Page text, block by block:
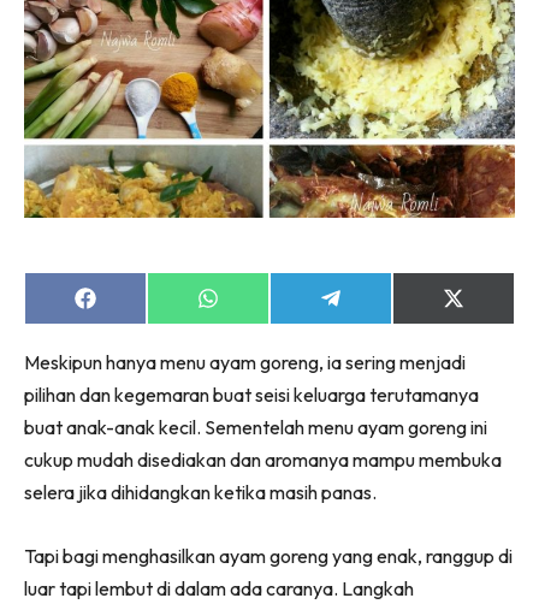
Share
on
Share
on
Share
on
Share
on
(Twitter)
Meskipun hanya menu ayam goreng, ia sering menjadi
pilihan dan kegemaran buat seisi keluarga terutamanya
buat anak-anak kecil. Sementelah menu ayam goreng ini
cukup mudah disediakan dan aromanya mampu membuka
selera jika dihidangkan ketika masih panas.
Tapi bagi menghasilkan ayam goreng yang enak, ranggup di
luar tapi lembut di dalam ada caranya. Langkah